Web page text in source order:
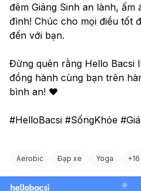
đêm Giáng Sinh an lành,
đình! Chúc cho mọi điều tốt
đến với bạn.
Đừng quên rằng Hello Bacsi
đồng hành cùng bạn trên
bình an! ❤️
#HelloBacsi #SốngKhỏe
Aerobic Đạp xe Yoga +